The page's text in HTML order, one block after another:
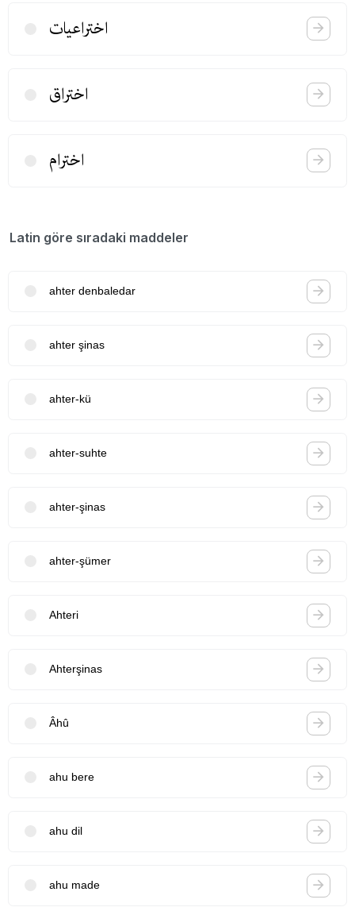
اختراعیات
اختراق
اخترام
Latin göre sıradaki maddeler
ahter denbaledar
ahter şinas
ahter-kü
ahter-suhte
ahter-şinas
ahter-şümer
Ahteri
Ahterşinas
Âhû
ahu bere
ahu dil
ahu made